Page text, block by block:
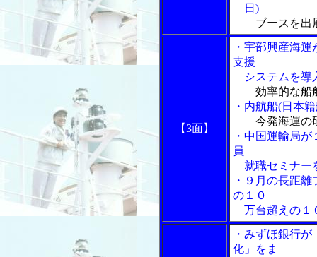
日)
ブースを出
【3面】
・宇部興産海
支援
システムを導
効率的な船
・内航船(日本
今発海運の
・中国運輸局
員
就職セミナー
・９月の長距
の１０
万台超えの１
・みずほ銀行
化」をま